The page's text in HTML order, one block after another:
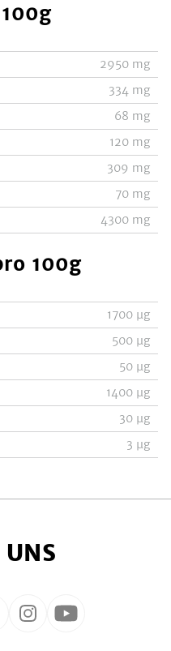
2950 mg
334 mg
68 mg
120 mg
309 mg
70 mg
4300 mg
100g
1700 µg
500 µg
50 µg
1400 µg
30 µg
3 µg
UNS
Folge Folge